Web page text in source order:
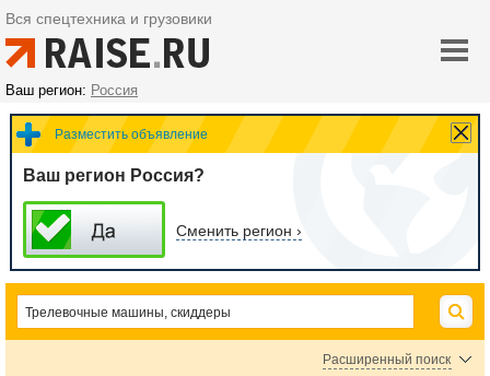
Вся спецтехника и грузовики
Ваш регион: Россия
Разместить объявление
Ваш регион Россия?
Сменить регион ›
Расширенный поиск